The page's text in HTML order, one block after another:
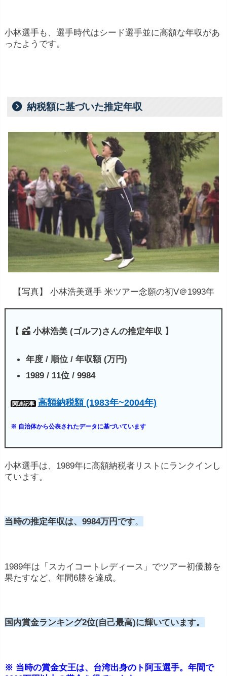
額な賞金が用意されることがあります。
スポンサー契約
カーなどが含まれます。特定のブランドの服装
ブランドを宣伝し、代わりに報酬を受け取るこ
とが一般的です。
エキシビションやチャリティイベント : プロゴ
ルフ選手は、エキシビションマッチやチャリテ
ィイベントに参加し、参加費や賞金を得ること
があります。
メディア・広告出演: 一部のプロゴルフ選手
は、テレビ番組やラジオ番組、CM、オンライ
ンコンテンツなどに出演し、報酬を得ることが
あります。
ルフコースやゴルフアカデミーを所有・運営す
ゴルフ指南書などを執筆し、著作権収入を得る
その他の事業投資 : 一部のプロゴルフ選手は、
ゴルフ以外の事業にも投資し、収入を得ること
があります。
小林選手も、選手時代はシード選手並に高額な年収があ
ったようです。
納税額に基づいた推定年収
【写真】 小林浩美選手 米ツアー念願の初V＠1993年
【 小林浩美 (ゴルフ)さんの推定年収 】
年度 / 順位 / 年収額 (万円)
1989 / 11位 / 9984
関連記事 高額納税額 (1983年~2004年)
※ 自治体から公表されたデータに基づいています
小林選手は、1989年に高額納税者リストにランクインし
ています。
当時の推定年収は、9984万円です。
1989年は「スカイコートレディース」でツアー初優勝を
果たすなど、年間6勝を達成。
国内賞金ランキング2位(自己最高)に輝いています。
※ 当時の賞金女王は、台湾出身のト阿玉選手。年間で